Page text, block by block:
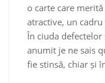
o carte care
atractive, un
În ciuda defectelor
anumit je ne sais
fie stinsă, chiar și